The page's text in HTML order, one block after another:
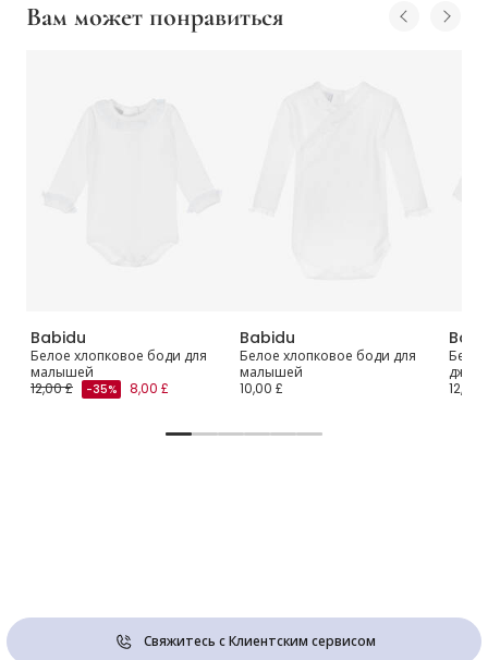
Вам может понравиться
Babidu
Белое хлопковое боди для
малышей
12,00 £
-35% 8,00 £
Babidu
Белое хлопковое боди для
малышей
10,00 £
12,00
Свяжитесь с Клиентским сервисом